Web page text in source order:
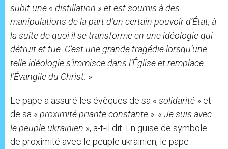
subit une « distillation » et est soumis à des
manipulations de la part d’un certain pouvoir d’État, à
la suite de quoi il se transforme en une idéologie qui
détruit et tue. C’est une grande tragédie lorsqu’une
telle idéologie s’immisce dans l’Église et remplace
l’Évangile du Christ. »
Le pape a assuré les évêques de sa « solidarité » et
de sa « proximité priante constante ». « Je suis avec
le peuple ukrainien », a-t-il dit. En guise de symbole
de proximité avec le peuple ukrainien, le pape